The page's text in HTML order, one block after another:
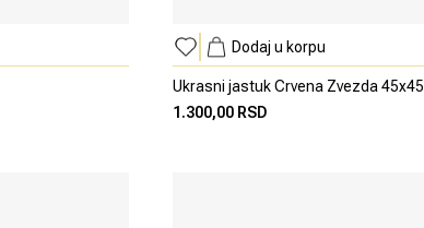
Dodaj u korpu
Ukrasni jastuk Crvena Zvezda 45x45
1.300,00 RSD